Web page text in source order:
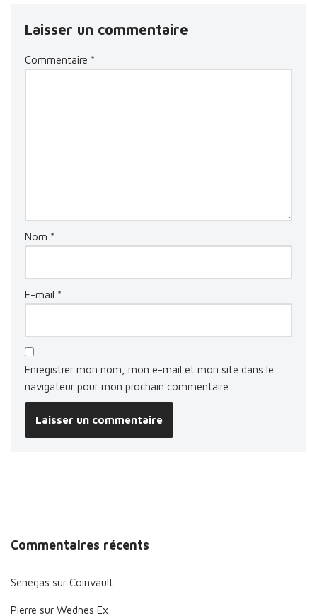
Laisser un commentaire
Commentaire *
Nom *
E-mail *
Enregistrer mon nom, mon e-mail et mon site dans le
navigateur pour mon prochain commentaire.
Commentaires récents
Senegas sur Coinvault
Pierre sur Wednes Ex